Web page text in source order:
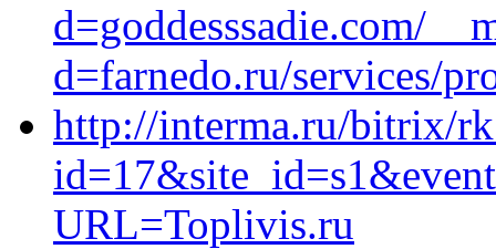
d=goddesssadie.com/
d=farnedo.ru/services/
http://interma.ru/bitrix/
URL=Toplivis.ru